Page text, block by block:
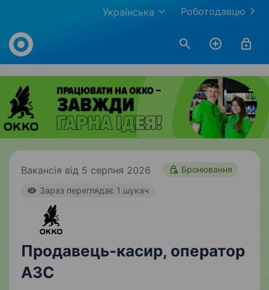
Роботодавцю
Українська
Work.ua
Вакансія від 5 серпня 2026 Бронювання
Зараз переглядає 1 шукач
Продавець-касир, оператор
АЗС